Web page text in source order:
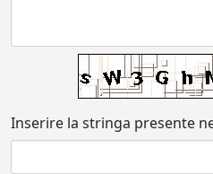
Inserire la stringa presente